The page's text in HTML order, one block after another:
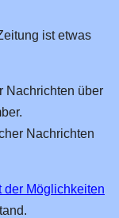
ist etwas
Nachrichten über
Nachrichten
der Möglichkeiten